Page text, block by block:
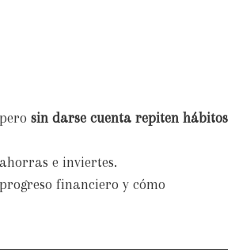
sin darse cuenta repiten hábitos
e inviertes.
financiero y cómo